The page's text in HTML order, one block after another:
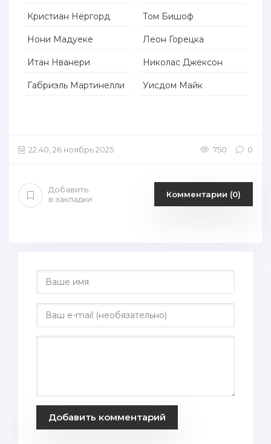
Кристиан Нёргорд
Нони Мадуеке
Итан Нванери
Габриэль Мартинелли
Том Бишоф
Леон Горецка
Николас Джексон
Уисдом Майк
22:40, 26 ноябрь 2025 750 0
Добавить
в закладки
Комментарии (0)
Добавить комментарий